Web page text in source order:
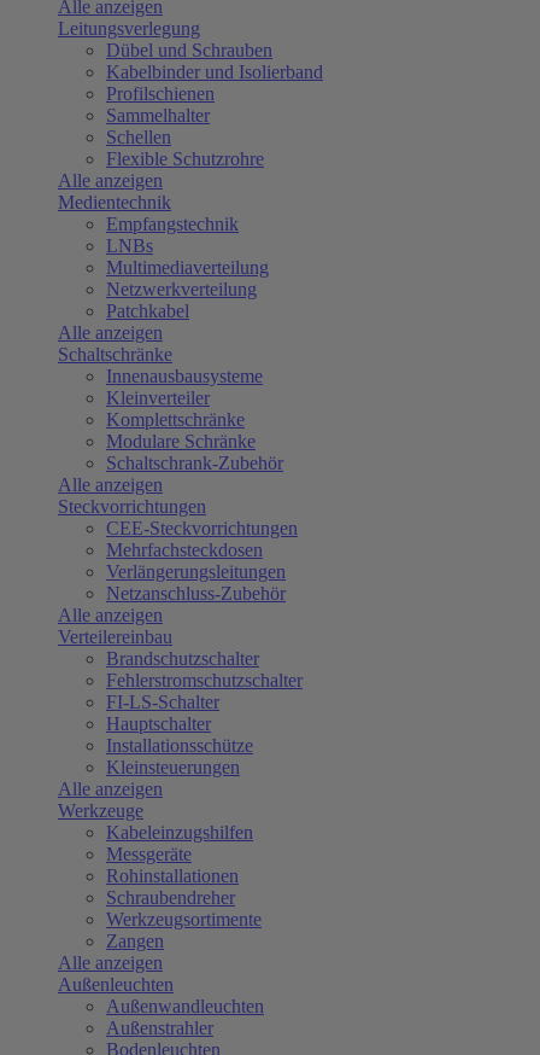
Alle anzeigen
Leitungsverlegung
Dübel und Schrauben
Kabelbinder und Isolierband
Profilschienen
Sammelhalter
Schellen
Flexible Schutzrohre
Alle anzeigen
Medientechnik
Empfangstechnik
LNBs
Multimediaverteilung
Netzwerkverteilung
Patchkabel
Alle anzeigen
Schaltschränke
Innenausbausysteme
Kleinverteiler
Komplettschränke
Modulare Schränke
Schaltschrank-Zubehör
Alle anzeigen
Steckvorrichtungen
CEE-Steckvorrichtungen
Mehrfachsteckdosen
Verlängerungsleitungen
Netzanschluss-Zubehör
Alle anzeigen
Verteilereinbau
Brandschutzschalter
Fehlerstromschutzschalter
FI-LS-Schalter
Hauptschalter
Installationsschütze
Kleinsteuerungen
Alle anzeigen
Werkzeuge
Kabeleinzugshilfen
Messgeräte
Rohinstallationen
Schraubendreher
Werkzeugsortimente
Zangen
Alle anzeigen
Außenleuchten
Außenwandleuchten
Außenstrahler
Bodenleuchten